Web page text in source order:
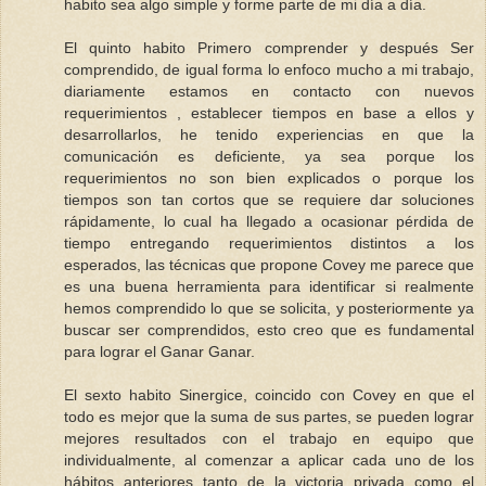
habito sea algo simple y forme parte de mi día a día.
El quinto habito Primero comprender y después Ser
comprendido, de igual forma lo enfoco mucho a mi trabajo,
diariamente estamos en contacto con nuevos
requerimientos , establecer tiempos en base a ellos y
desarrollarlos, he tenido experiencias en que la
comunicación es deficiente, ya sea porque los
requerimientos no son bien explicados o porque los
tiempos son tan cortos que se requiere dar soluciones
rápidamente, lo cual ha llegado a ocasionar pérdida de
tiempo entregando requerimientos distintos a los
esperados, las técnicas que propone Covey me parece que
es una buena herramienta para identificar si realmente
hemos comprendido lo que se solicita, y posteriormente ya
buscar ser comprendidos, esto creo que es fundamental
para lograr el Ganar Ganar.
El sexto habito Sinergice, coincido con Covey en que el
todo es mejor que la suma de sus partes, se pueden lograr
mejores resultados con el trabajo en equipo que
individualmente, al comenzar a aplicar cada uno de los
hábitos anteriores tanto de la victoria privada como el